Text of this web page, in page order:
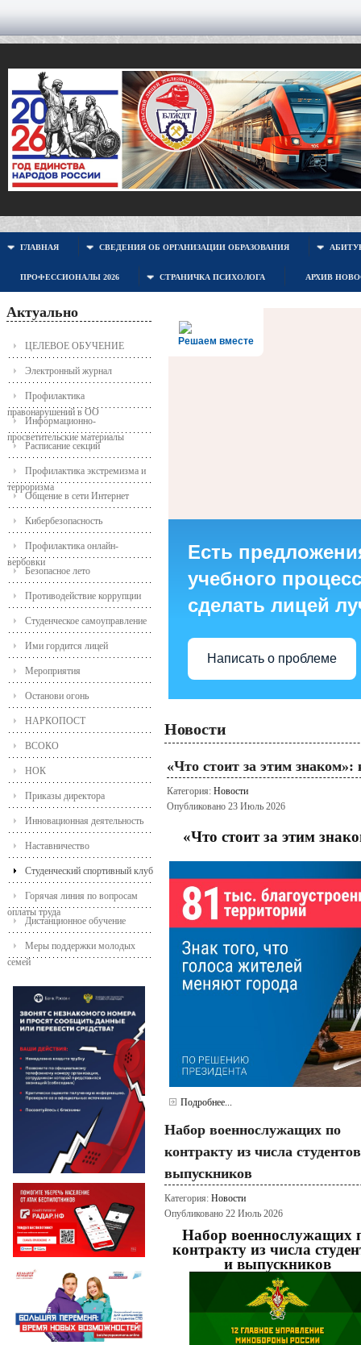
ГЛАВНАЯ СВЕДЕНИЯ ОБ ОРГАНИЗАЦИИ ОБРАЗОВАНИЯ
ПРОФЕССИОНАЛЫ 2026 СТРАНИЧКА ПСИХОЛОГА АРХИВ
Актуально
ЦЕЛЕВОЕ ОБУЧЕНИЕ
Электронный журнал
Профилактика
правонарушений в ОО
Информационно-
просветительские материалы
Расписание секций
Профилактика экстремизма и
терроризма
Общение в сети Интернет
Кибербезопасность
Профилактика онлайн-
вербовки
Безопасное лето
Противодействие коррупции
Студенческое самоуправление
Ими гордится лицей
Мероприятия
Останови огонь
НАРКОПОСТ
ВСОКО
НОК
Приказы директора
Инновационная деятельность
Наставничество
Студенческий спортивный клуб
Горячая линия по вопросам
оплаты труда
Дистанционное обучение
Меры поддержки молодых
семей
Решаем вместе
Есть
учебного
сделать лицей
Написать о проблеме
Новости
«Что стоит за этим
Категория: Новости
Опубликовано 23 Июль 2026
«Что стоит за этим
Подробнее...
Набор военнослужащих по
контракту из числа
выпускников
Категория: Новости
Опубликовано 22 Июль 2026
Набор военнослужащих
контракту из числа
и выпускников